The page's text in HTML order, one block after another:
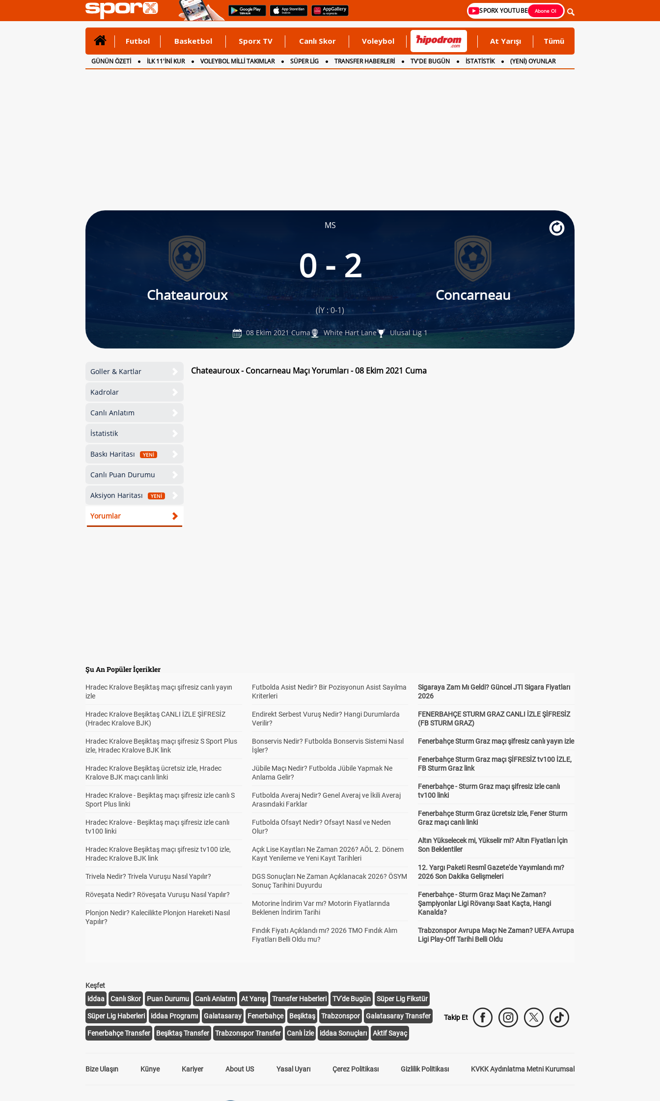
SPORX YOUTUBE Abone Ol
Futbol Basketbol Sporx TV Canlı Skor Voleybol At Yarışı Tümü
GÜNÜN ÖZETİ İLK 11'İNİ KUR VOLEYBOL MİLLİ TAKIMLAR SÜPER LİG TRANSFER HABERLERİ TV'DE BUGÜN İSTATİSTİK
(YENİ) OYUNLAR
CANLI ANLATIM
İNGİLTERE
MS
Chateauroux
0 - 2
Concarneau
(İY : 0-1)
08 Ekim 2021 Cuma White Hart Lane Ulusal Lig 1
Goller & Kartlar
Kadrolar
Canlı Anlatım
İstatistik
Baskı Haritası YENİ
Canlı Puan Durumu
Aksiyon Haritası YENİ
Yorumlar
Chateauroux - Concarneau Maçı Yorumları - 08 Ekim 2021 Cuma
Şu An Popüler İçerikler
Hradec Kralove Beşiktaş maçı şifresiz canlı yayın
izle
Hradec Kralove Beşiktaş CANLI İZLE ŞİFRESİZ
(Hradec Kralove BJK)
Hradec Kralove Beşiktaş maçı şifresiz S Sport Plus
izle, Hradec Kralove BJK link
Hradec Kralove Beşiktaş ücretsiz izle, Hradec
Kralove BJK maçı canlı linki
Hradec Kralove - Beşiktaş maçı şifresiz izle canlı S
Sport Plus linki
Hradec Kralove - Beşiktaş maçı şifresiz izle canlı
tv100 linki
Hradec Kralove Beşiktaş maçı şifresiz tv100 izle,
Hradec Kralove BJK link
Trivela Nedir? Trivela Vuruşu Nasıl Yapılır?
Röveşata Nedir? Röveşata Vuruşu Nasıl Yapılır?
Plonjon Nedir? Kalecilikte Plonjon Hareketi Nasıl
Yapılır?
Futbolda Asist Nedir? Bir Pozisyonun Asist Sayılma
Kriterleri
Endirekt Serbest Vuruş Nedir? Hangi Durumlarda
Verilir?
Bonservis Nedir? Futbolda Bonservis Sistemi Nasıl
İşler?
Jübile Maçı Nedir? Futbolda Jübile Yapmak Ne
Anlama Gelir?
Futbolda Averaj Nedir? Genel Averaj ve İkili Averaj
Arasındaki Farklar
Futbolda Ofsayt Nedir? Ofsayt Nasıl ve Neden
Olur?
Açık Lise Kayıtları Ne Zaman 2026? AÖL 2. Dönem
Kayıt Yenileme ve Yeni Kayıt Tarihleri
DGS Sonuçları Ne Zaman Açıklanacak 2026? ÖSYM
Sonuç Tarihini Duyurdu
Motorine İndirim Var mı? Motorin Fiyatlarında
Beklenen İndirim Tarihi
Fındık Fiyatı Açıklandı mı? 2026 TMO Fındık Alım
Fiyatları Belli Oldu mu?
Sigaraya Zam Mı Geldi? Güncel JTI Sigara Fiyatları
2026
FENERBAHÇE STURM GRAZ CANLI İZLE ŞİFRESİZ
(FB STURM GRAZ)
Fenerbahçe Sturm Graz maçı şifresiz canlı yayın izle
Fenerbahçe Sturm Graz maçı ŞİFRESİZ tv100 İZLE,
FB Sturm Graz link
Fenerbahçe - Sturm Graz maçı şifresiz izle canlı
tv100 linki
Fenerbahçe Sturm Graz ücretsiz izle, Fener Sturm
Graz maçı canlı linki
Altın Yükselecek mi, Yükselir mi? Altın Fiyatları İçin
Son Beklentiler
12. Yargı Paketi Resmî Gazete'de Yayımlandı mı?
2026 Son Dakika Gelişmeleri
Fenerbahçe - Sturm Graz Maçı Ne Zaman?
Şampiyonlar Ligi Rövanşı Saat Kaçta, Hangi
Kanalda?
Trabzonspor Avrupa Maçı Ne Zaman? UEFA Avrupa
Ligi Play-Off Tarihi Belli Oldu
Keşfet
iddaa
Canlı Skor Puan Durumu Canlı Anlatım At Yarışı Transfer Haberleri TV'de Bugün Süper Lig Fikstür
Süper Lig Haberleri iddaa Programı Galatasaray Fenerbahçe Beşiktaş Trabzonspor Galatasaray Transfer
Fenerbahçe Transfer Beşiktaş Transfer Trabzonspor Transfer Canlı İzle iddaa Sonuçları Aktif Sayaç
Takip Et
Bize Ulaşın Künye Kariyer About US Yasal Uyarı Çerez Politikası Gizlilik Politikası KVKK Aydınlatma Metni Kurumsal